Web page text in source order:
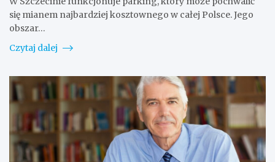
się mianem najbardziej kosztownego w całej Polsce. Jego
obszar…
Czytaj dalej